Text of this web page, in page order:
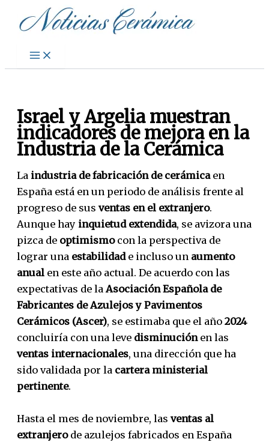
Israel y Argelia muestran
indicadores de mejora en la
Industria de la Cerámica
La industria de fabricación de cerámica en
España está en un periodo de análisis frente al
progreso de sus ventas en el extranjero.
Aunque hay inquietud extendida, se avizora una
pizca de optimismocon la perspectiva de
lograr una estabilidade incluso un aumento
anual en este año actual. De acuerdo con las
expectativas de laAsociación Española de
Fabricantes de Azulejos y Pavimentos
Cerámicos (Ascer), se estimaba que el año 2024
concluiría con una leve disminuciónen las
ventas internacionales, una dirección que ha
sido validada por la cartera ministerial
pertinente.
Hasta el mes de noviembre, las ventas al
extranjerode azulejos fabricados en España